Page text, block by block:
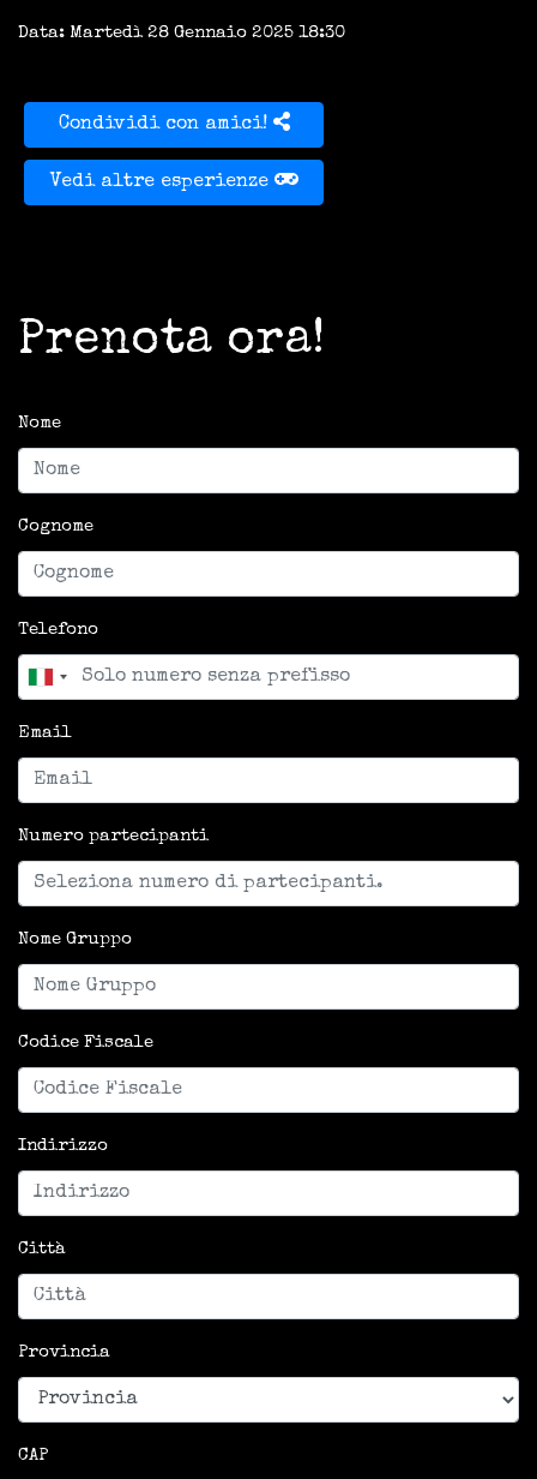
Data: Martedì 28 Gennaio 2025 18:30
Condividi con amici!
Vedi altre esperienze
Prenota ora!
Nome
Cognome
Telefono
Email
Numero partecipanti
Nome Gruppo
Codice Fiscale
Indirizzo
Città
Provincia
CAP